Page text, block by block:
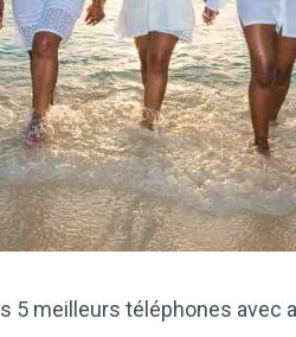
5 meilleurs téléphones avec